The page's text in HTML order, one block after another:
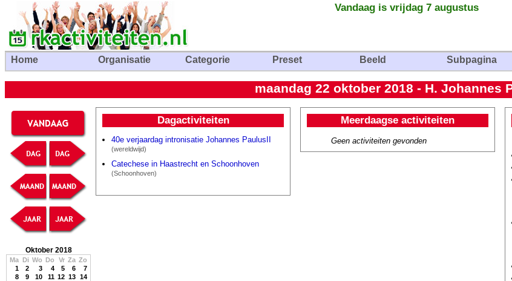
Vandaag is vrijdag 7 augustus
Home Organisatie Categorie Preset Beeld Subpagina
maandag 22 oktober 2018 - H. Johannes
Oktober 2018
Ma Di Wo Do Vr Za Zo
1
2 3 4 5 6
7
8
9 10 11 12 13 14
Dagactiviteiten
40e verjaardag intronisatie Johannes PaulusII
(wereldwijd)
Catechese in Haastrecht en Schoonhoven
(Schoonhoven)
Meerdaagse activiteiten
Geen activiteiten gevonden